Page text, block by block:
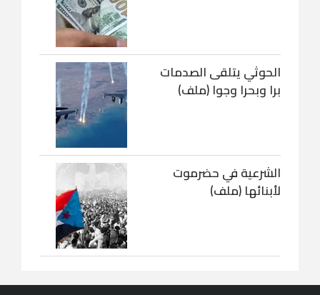
الحوثي يتلقى الصدمات
برا وبحرا وجوا (ملف)
الشرعية في حضرموت
لأبنائها (ملف)